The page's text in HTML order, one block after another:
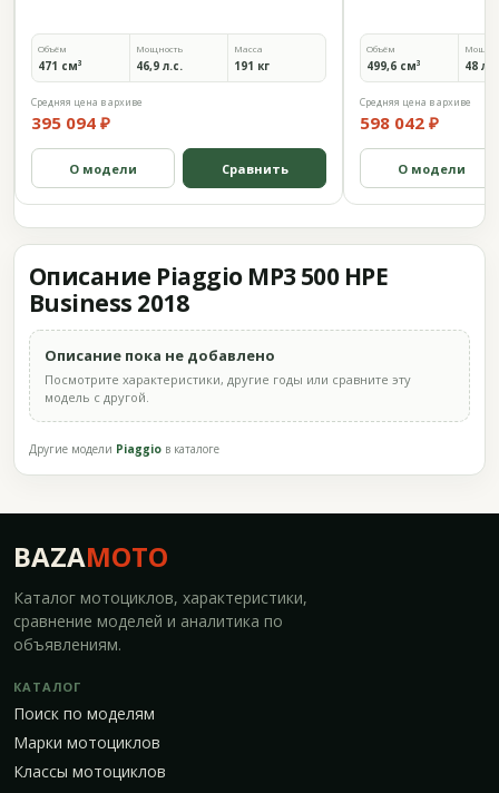
Объём
471 см³
Мощность
46,9 л.с.
Масса
191 кг
Средняя цена в архиве
395 094 ₽
О модели Сравнить
Объём
499,6 см³ 48
Средняя цена в архиве
598 042 ₽
О модели
Описание Piaggio MP3 500 HPE
Business 2018
Описание пока не добавлено
Посмотрите характеристики, другие годы или сравните эту
модель с другой.
Другие модели Piaggio в каталоге
BAZAMOTO
Каталог мотоциклов, характеристики,
сравнение моделей и аналитика по
объявлениям.
КАТАЛОГ
Поиск по моделям
Марки мотоциклов
Классы мотоциклов